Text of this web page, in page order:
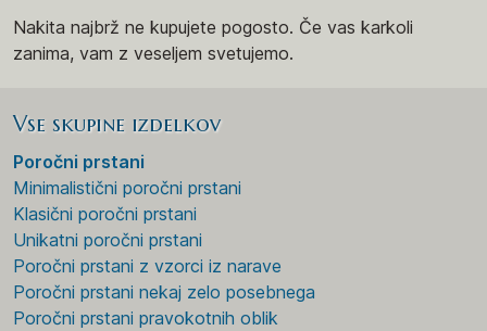
Nakita najbrž ne kupujete pogosto. Če vas karkoli
zanima, vam z veseljem svetujemo.
Vse skupine izdelkov
Poročni prstani
Minimalistični poročni prstani
Klasični poročni prstani
Unikatni poročni prstani
Poročni prstani z vzorci iz narave
Poročni prstani nekaj zelo posebnega
Poročni prstani pravokotnih oblik